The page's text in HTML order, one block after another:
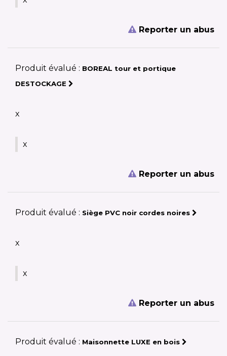
Reporter un abus
Produit évalué : BOREAL tour et portique
DESTOCKAGE
x
x
Reporter un abus
Produit évalué : Siège PVC noir cordes noires
x
x
Reporter un abus
Produit évalué : Maisonnette LUXE en bois